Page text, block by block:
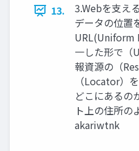
13.
3.Webを⽀え
データの位置
URL(Uniform
⼀した形で（
報資源の（
（Locator）
どこにあるの
ト上の住所の
akariwtnk